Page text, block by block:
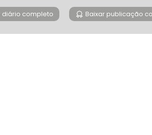
diário completo Baixar publicação